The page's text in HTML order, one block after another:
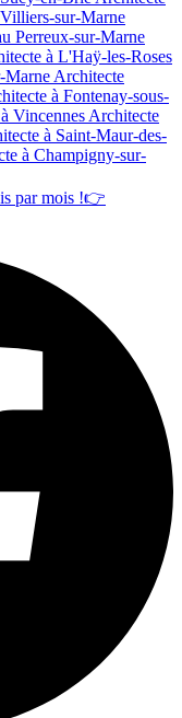
sur-Marne
Perreux-sur-Marne
à L'Haÿ-les-Roses
MarneArchitecte
à Fontenay-sous-
VincennesArchitecte
à Saint-Maur-des-
à Champigny-sur-
par mois !👉